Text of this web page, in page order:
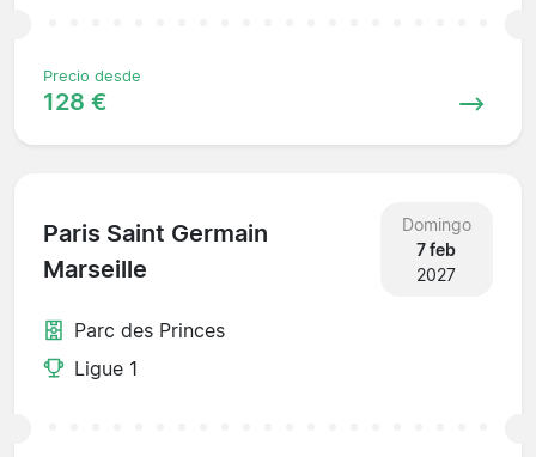
Precio desde
128 €
Paris Saint Germain
Marseille
Domingo
7 feb
2027
Parc des Princes
Ligue 1